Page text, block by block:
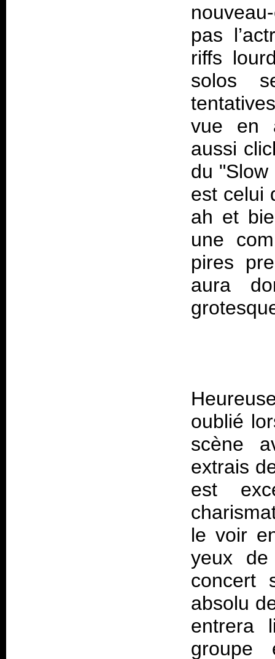
pas
riffs
solos
vue en
aussi
du
est celui
ah et
une
pires
aura
oublié
scène
extrais
est
le voir
yeux
concert
absolu
entrera
groupe